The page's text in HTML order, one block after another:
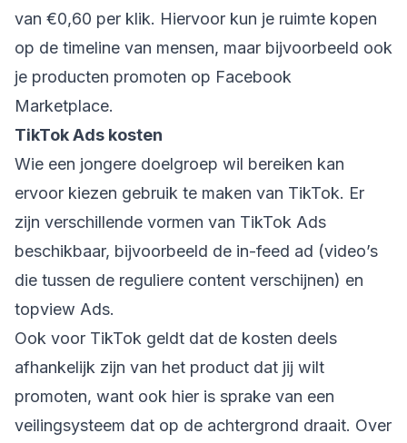
van €0,60 per klik. Hiervoor kun je ruimte kopen
op de timeline van mensen, maar bijvoorbeeld ook
je producten promoten op Facebook
Marketplace.
TikTok Ads kosten
Wie een jongere doelgroep wil bereiken kan
ervoor kiezen gebruik te maken van TikTok. Er
zijn verschillende vormen van TikTok Ads
beschikbaar, bijvoorbeeld de in-feed ad (video’s
die tussen de reguliere content verschijnen) en
topview Ads.
Ook voor TikTok geldt dat de kosten deels
afhankelijk zijn van het product dat jij wilt
promoten, want ook hier is sprake van een
veilingsysteem dat op de achtergrond draait. Over